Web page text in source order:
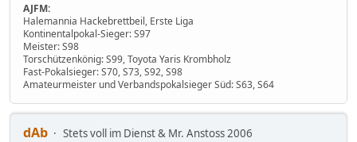
AJFM:
Halemannia Hackebrettbeil, Erste Liga
Kontinentalpokal-Sieger: S97
Meister: S98
Torschützenkönig: S99, Toyota Yaris Krombholz
Fast-Pokalsieger: S70, S73, S92, S98
Amateurmeister und Verbandspokalsieger Süd: S63, S64
dAb
Stets voll im Dienst & Mr. Anstoss 2006